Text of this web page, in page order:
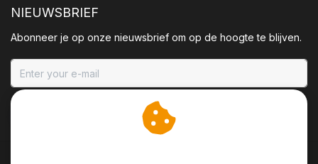
NIEUWSBRIEF
Abonneer je op onze nieuwsbrief om op de hoogte te blijven.